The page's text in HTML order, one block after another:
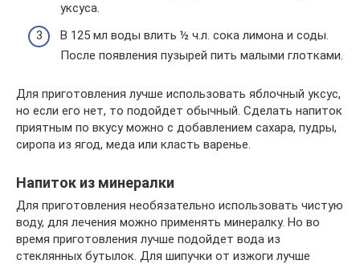
уксуса.
В 125 мл воды влить ½ ч.л. сока лимона и соды.
После появления пузырей пить малыми глотками.
Для приготовления лучше использовать яблочный уксус,
но если его нет, то подойдет обычный. Сделать напиток
приятным по вкусу можно с добавлением сахара, пудры,
сиропа из ягод, меда или класть варенье.
Напиток из минералки
Для приготовления необязательно использовать чистую
воду, для лечения можно применять минералку. Но во
время приготовления лучше подойдет вода из
стеклянных бутылок. Для шипучки от изжоги лучше